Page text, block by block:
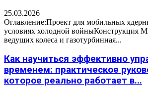
25.03.2026
Оглавление:Проект для мобильных
условиях холодной войныКонструкция
ведущих колеса и газотурбинная...
Как научиться эффективно
временем: практическое
которое реально работает в...